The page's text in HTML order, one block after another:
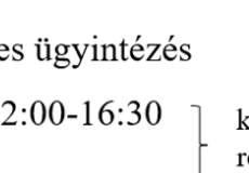
Odaadó Portál
létre a Civilút
internet